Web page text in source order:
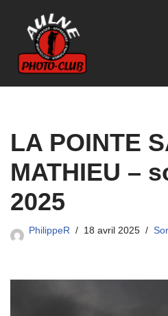
Aller
au
contenu
LA POINTE
MATHIEU –
2025
PhilippeR 18 avril 2025